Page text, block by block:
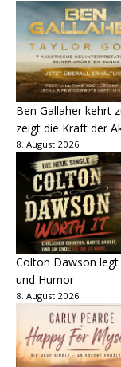
Ben Gallaher kehrt
zeigt die Kraft der
8. August 2026
Colton Dawson
und Humor
8. August 2026